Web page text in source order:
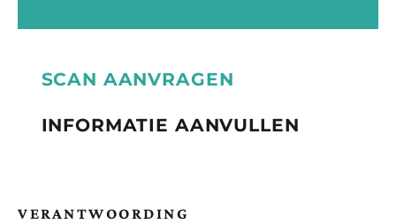
SCAN AANVRAGEN
INFORMATIE AANVULLEN
VERANTWOORDING